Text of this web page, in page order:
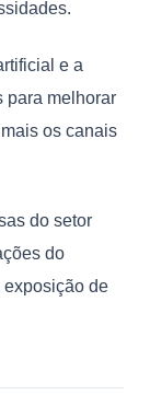
e a
para melhorar
os canais
do setor
do
exposição de